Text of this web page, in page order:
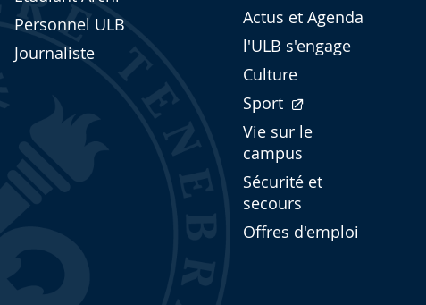
Personnel ULB
Journaliste
Actus et Agenda
l'ULB s'engage
Culture
Sport
Vie sur le
campus
Sécurité et
secours
Offres d'emploi